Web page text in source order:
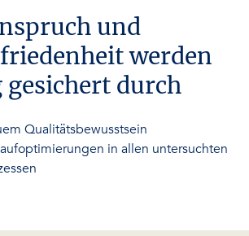
und
werden
durch
Qualitätsbewusstsein
in allen untersuchten